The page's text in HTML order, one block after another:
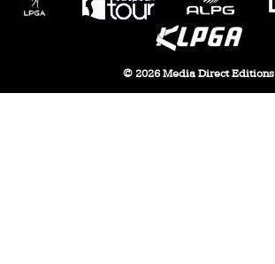
© 2026 Media Direct Editions